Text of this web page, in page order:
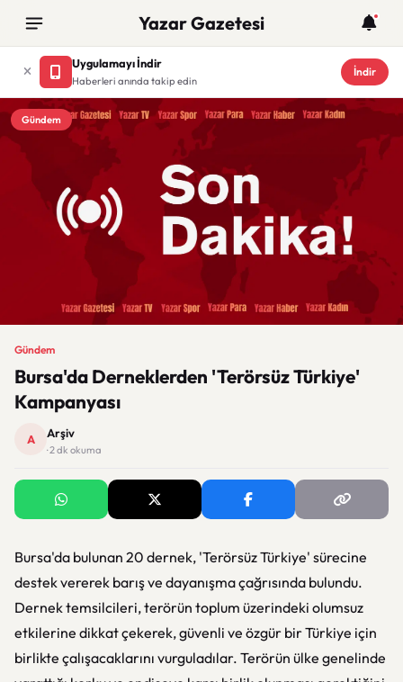
Yazar Gazetesi
Uygulamayı İndir
Haberleri anında takip edin
İndir
Gündem
Gündem
Bursa'da Derneklerden 'Terörsüz Türkiye'
Kampanyası
A Arşiv
· 2 dk okuma
Bursa'da bulunan 20 dernek, 'Terörsüz Türkiye' sürecine
destek vererek barış ve dayanışma çağrısında bulundu.
Dernek temsilcileri, terörün toplum üzerindeki olumsuz
etkilerine dikkat çekerek, güvenli ve özgür bir Türkiye için
birlikte çalışacaklarını vurguladılar. Terörün ülke genelinde